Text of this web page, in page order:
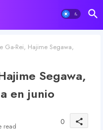
Ga-Rei, Hajime Segawa,
Segawa,
en junio
read 0 share